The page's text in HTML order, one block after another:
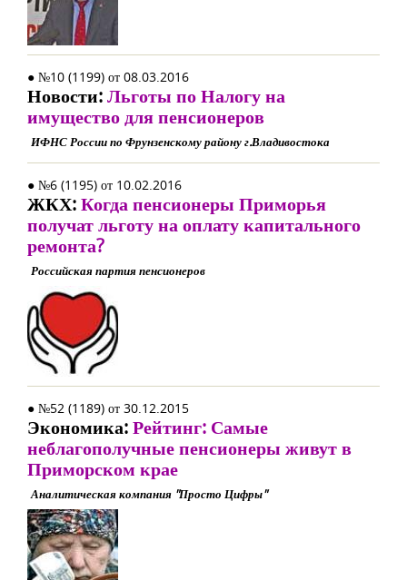
● №10 (1199) от 08.03.2016
Новости:Льготы по Налогу на
имущество для пенсионеров
ИФНС России по Фрунзенскому району г.Владивостока
● №6 (1195) от 10.02.2016
ЖКХ:Когда пенсионеры Приморья
получат льготу на оплату капитального
ремонта?
Российская партия пенсионеров
● №52 (1189) от 30.12.2015
Экономика:Рейтинг: Самые
неблагополучные пенсионеры живут в
Приморском крае
Аналитическая компания "Просто Цифры"